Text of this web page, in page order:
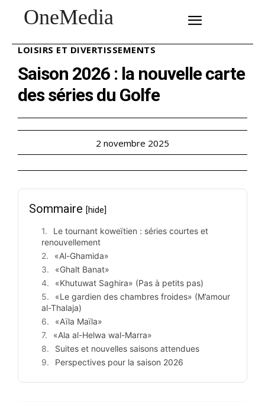
OneMedia
LOISIRS ET DIVERTISSEMENTS
Saison 2026 : la nouvelle carte
des séries du Golfe
2 novembre 2025
Sommaire [hide]
Le tournant koweïtien : séries courtes et
renouvellement
«Al-Ghamida»
«Ghalt Banat»
«Khutuwat Saghira» (Pas à petits pas)
«Le gardien des chambres froides» (M’amour
al-Thalaja)
«Aïla Maïla»
«Ala al-Helwa wal-Marra»
Suites et nouvelles saisons attendues
Perspectives pour la saison 2026